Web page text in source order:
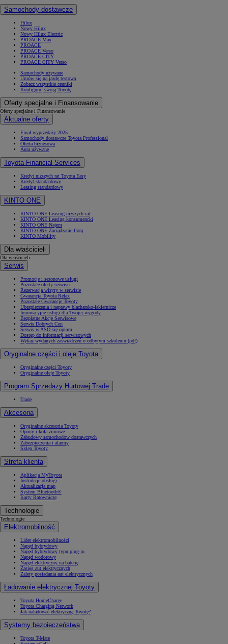
Samochody dostawcze
Hilux
Nowy Hilux
Nowy Hilux Electric
PROACE Max
PROACE
PROACE Verso
PROACE CITY
PROACE CITY Verso
Samochody używane
Umów się na jazdę testową
Zobacz wszystkie cenniki
Konfiguruj swoją Toyotę
Oferty specjalne i Finansowanie
Oferty specjalne i Finansowanie
Aktualne oferty
Finał wyprzedaży 2025
Samochody dostawcze Toyota Professional
Oferta biznesowa
Auta używane
Toyota Financial Services
Kredyt niższych rat Toyota Easy
Kredyt standardowy
Leasing standardowy
KINTO ONE
KINTO ONE Leasing niższych rat
KINTO ONE Leasing konsumencki
KINTO ONE Najem
KINTO ONE Zarządzanie flotą
KINTO Mobility
Dla właścicieli
Dla właścicieli
Serwis
Promocje i sezonowe usługi
Pozostałe oferty serwisu
Rezerwacja wizyty w serwisie
Gwarancja Toyota Relax
Pozostałe Gwarancje Toyoty
Ubezpieczenia i naprawy blacharsko-lakiernicze
Innowacyjne usługi dla Twojej wygody
Bezpłatne Akcje Serwisowe
Serwis Dobrych Cen
Serwis w ASO się opłaca
Dostęp do informacji serwisowych
Wykaz wydanych zaświadczeń o odbytym szkoleniu (pdf)
Oryginalne części i oleje Toyota
Oryginalne części Toyoty
Oryginalne oleje Toyoty
Program Sprzedaży Hurtowej Trade
Trade
Akcesoria
Oryginalne akcesoria Toyoty
Opony i koła zimowe
Zabudowy samochodów dostawczych
Zabezpieczenia i alarmy
Sklep Toyoty
Strefa klienta
Aplikacja MyToyota
Instrukcje obsługi
Aktualizacja map
System Bluetooth®
Karty Ratownicze
Technologie
Technologie
Elektromobilność
Lider elektromobilności
Napęd hybrydowy
Napęd hybrydowy typu plug-in
Napęd wodorowy
Napęd elektryczny na baterię
Zasięg aut elektrycznych
Zalety posiadania aut elektrycznych
Ładowanie elektrycznej Toyoty
Toyota HomeCharge
Toyota Charging Network
Jak naładować elektryczną Toyotę?
Systemy bezpieczeństwa
Toyota T-Mate